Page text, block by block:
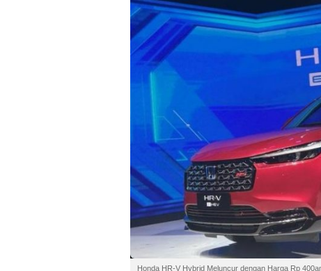
Honda HR-V Hybrid Meluncur dengan Harga Rp